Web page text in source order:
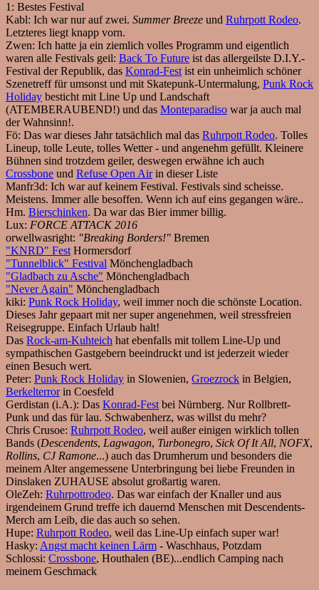
1: Bestes Festival
Kabl: Ich war nur auf zwei. Summer Breeze und Ruhrpott Rodeo.
Letzteres liegt knapp vorn.
Zwen: Ich hatte ja ein ziemlich volles Programm und eigentlich
waren alle Festivals geil: Back To Future ist das allergeilste D.I.Y.-
Festival der Republik, das Konrad-Fest ist ein unheimlich schöner
Szenetreff für umsonst und mit Skatepunk-Untermalung, Punk Rock
Holiday besticht mit Line Up und Landschaft
(ATEMBERAUBEND!) und das Monteparadiso war ja auch mal
der Wahnsinn!.
Fö: Das war dieses Jahr tatsächlich mal das Ruhrpott Rodeo. Tolles
Lineup, tolle Leute, tolles Wetter - und angenehm gefüllt. Kleinere
Bühnen sind trotzdem geiler, deswegen erwähne ich auch
Crossbone und Refuse Open Airin dieser Liste
Manfr3d: Ich war auf keinem Festival. Festivals sind scheisse.
Meistens. Immer alle besoffen. Wenn ich auf eins gegangen wäre..
Hm. Bierschinken. Da war das Bier immer billig.
Lux: FORCE ATTACK 2016
orwellwasright: "Breaking Borders!" Bremen
"KNRD" Fest Hormersdorf
"Tunnelblick" Festival Mönchengladbach
"Gladbach zu Asche" Mönchengladbach
"Never Again" Mönchengladbach
kiki: Punk Rock Holiday, weil immer noch die schönste Location.
Dieses Jahr gepaart mit ner super angenehmen, weil stressfreien
Reisegruppe. Einfach Urlaub halt!
Das Rock-am-Kuhteich hat ebenfalls mit tollem Line-Up und
sympathischen Gastgebern beeindruckt und ist jederzeit wieder
einen Besuch wert.
Peter: Punk Rock Holiday in Slowenien, Groezrock in Belgien,
Berkelterrorin Coesfeld
Gerdistan (i.A.): Das Konrad-Fest bei Nürnberg. Nur Rollbrett-
Punk und das für lau. Schwabenherz, was willst du mehr?
Chris Crusoe: Ruhrpott Rodeo, weil außer einigen wirklich tollen
Bands (Descendents, Lagwagon, Turbonegro, Sick Of It All, NOFX,
Rollins, CJ Ramone...) auch das Drumherum und besonders die
meinem Alter angemessene Unterbringung bei liebe Freunden in
Dinslaken ZUHAUSE absolut großartig waren.
OleZeh: Ruhrpottrodeo. Das war einfach der Knaller und aus
irgendeinem Grund treffe ich dauernd Menschen mit Descendents-
Merch am Leib, die das auch so sehen.
Hupe: Ruhrpott Rodeo, weil das Line-Up einfach super war!
Hasky: Angst macht keinen Lärm - Waschhaus, Potzdam
Schlossi: Crossbone, Houthalen (BE)...endlich Camping nach
meinem Geschmack